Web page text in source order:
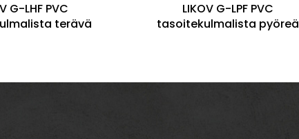
G-LHF PVC
terävä
LIKOV G-LPF PVC
tasoitekulmalista pyöreä